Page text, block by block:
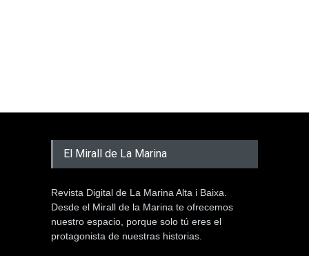
El Mirall de La Marina
Revista Digital de La Marina Alta i Baixa.
Desde el Mirall de la Marina te ofrecemos
nuestro espacio, porque solo tú eres el
protagonista de nuestras historias.